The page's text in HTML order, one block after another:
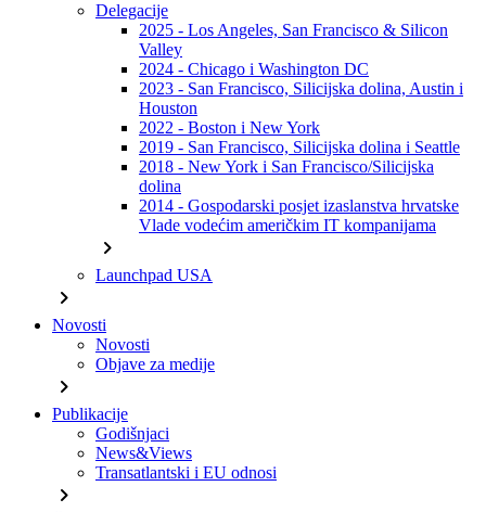
Delegacije
2025 - Los Angeles, San Francisco & Silicon
Valley
2024 - Chicago i Washington DC
2023 - San Francisco, Silicijska dolina, Austin i
Houston
2022 - Boston i New York
2019 - San Francisco, Silicijska dolina i Seattle
2018 - New York i San Francisco/Silicijska
dolina
2014 - Gospodarski posjet izaslanstva hrvatske
Vlade vodećim američkim IT kompanijama
chevron_right
Launchpad USA
chevron_right
Novosti
Novosti
Objave za medije
chevron_right
Publikacije
Godišnjaci
News&Views
Transatlantski i EU odnosi
chevron_right